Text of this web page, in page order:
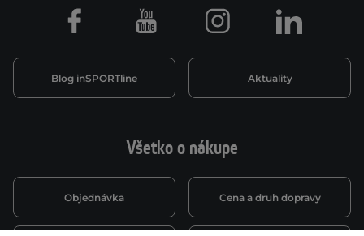
Všetko o nákupe
Objednávka Cena a druh dopravy
Blog inSPORTline Aktuality
Facebook Youtube Instagram LinkedIn